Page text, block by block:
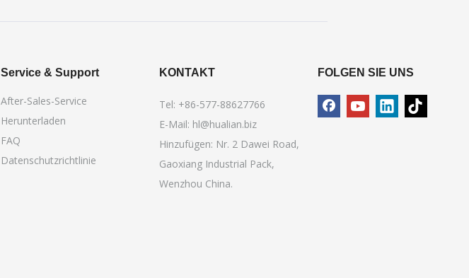
Service & Support
After-Sales-Service
Herunterladen
FAQ
Datenschutzrichtlinie
KONTAKT
Tel: +86-577-88627766
E-Mail: hl@hualian.biz
Hinzufügen: Nr. 2 Dawei Road,
Gaoxiang Industrial Pack,
Wenzhou China.
FOLGEN SIE UNS